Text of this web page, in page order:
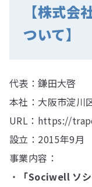
【株式会
ついて】
代表：鎌⽥⼤啓
本社：⼤阪市淀川
URL：https://
設⽴：2015年9⽉
事業内容：
・
「Sociwell ソシ